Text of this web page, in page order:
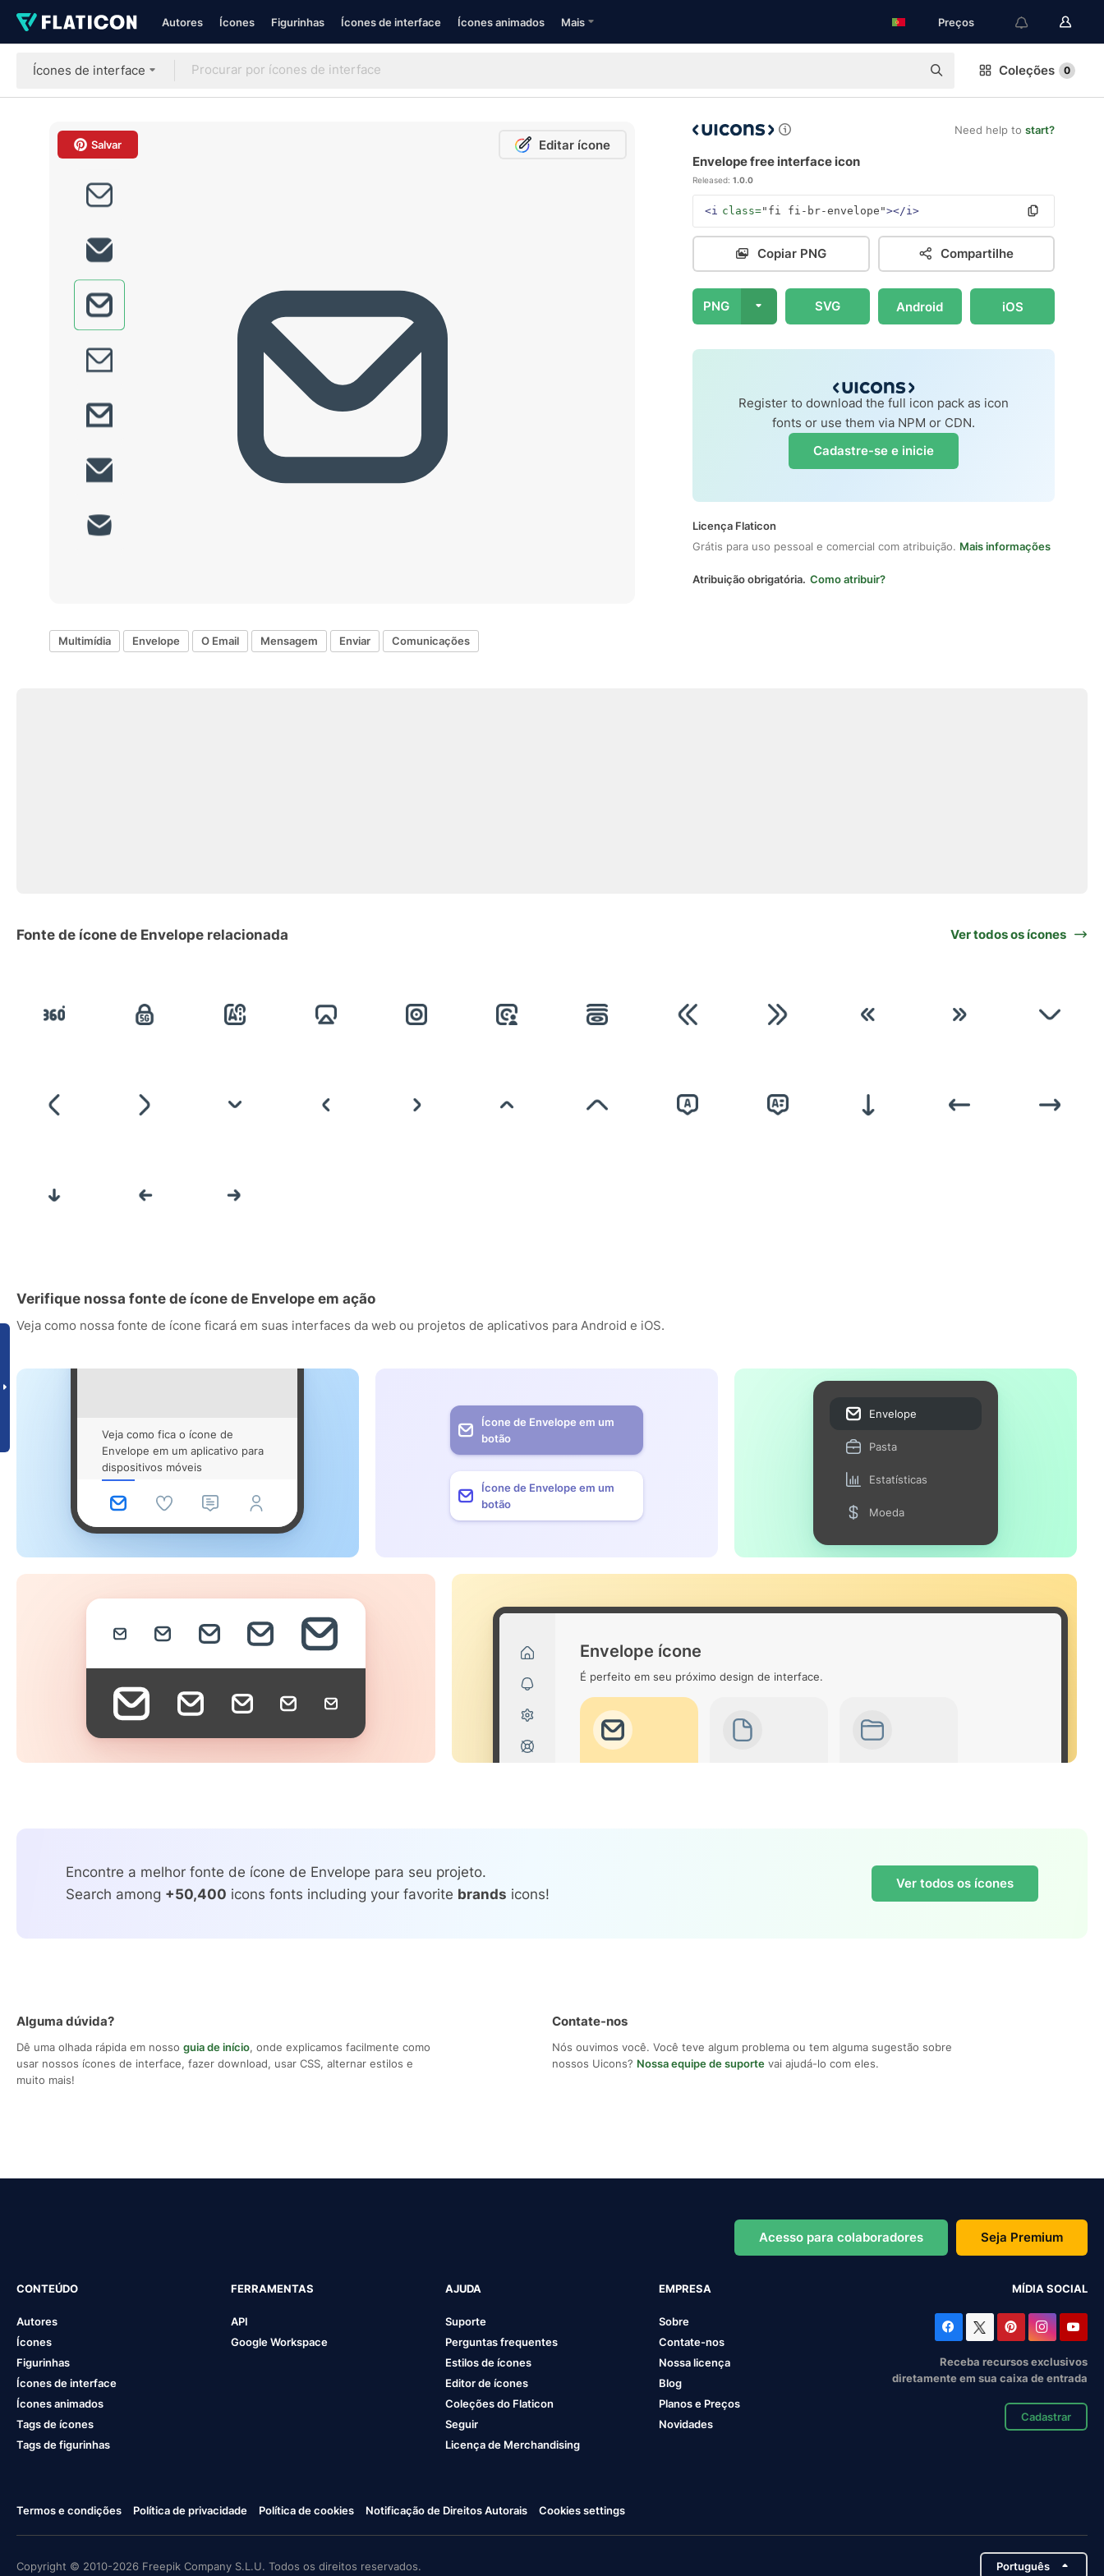
Autores Ícones Figurinhas Ícones de interface Ícones animados Mais Preços
Ícones de interface Coleções 0
Salvar Editar ícone
Need help to start?
Envelope free interface icon
Released: 1.0.0
<i class="fi fi-br-envelope"></i>
Copiar PNG Compartilhe
PNG SVG Android iOS
Register to download the full icon pack as icon
fonts or use them via NPM or CDN.
Cadastre-se e inicie
Licença Flaticon
Grátis para uso pessoal e comercial com atribuição. Mais informações
Atribuição obrigatória. Como atribuir?
Multimídia Envelope O Email Mensagem Enviar Comunicações
Fonte de ícone de Envelope relacionada Ver todos os ícones
Verifique nossa fonte de ícone de Envelope em ação
Veja como nossa fonte de ícone ficará em suas interfaces da web ou projetos de aplicativos para Android e iOS.
Veja como fica o ícone de
Envelope em um aplicativo para
dispositivos móveis
Ícone de Envelope em um
botão
Ícone de Envelope em um
botão
Envelope
Pasta
Estatísticas
Moeda
Envelope ícone
É perfeito em seu próximo design de interface.
Encontre a melhor fonte de ícone de Envelope para seu projeto.
Search among +50,400 icons fonts including your favorite brands icons!
Ver todos os ícones
Alguma dúvida?
Dê uma olhada rápida em nosso guia de início, onde explicamos facilmente como
usar nossos ícones de interface, fazer download, usar CSS, alternar estilos e
muito mais!
Contate-nos
Nós ouvimos você. Você teve algum problema ou tem alguma sugestão sobre
nossos Uicons? Nossa equipe de suporte vai ajudá-lo com eles.
Acesso para colaboradores Seja Premium
CONTEÚDO
Autores
Ícones
Figurinhas
Ícones de interface
Ícones animados
Tags de ícones
Tags de figurinhas
FERRAMENTAS
API
Google Workspace
AJUDA
Suporte
Perguntas frequentes
Estilos de ícones
Editor de ícones
Coleções do Flaticon
Seguir
Licença de Merchandising
EMPRESA
Sobre
Contate-nos
Nossa licença
Blog
Planos e Preços
Novidades
MÍDIA SOCIAL
Receba recursos exclusivos
diretamente em sua caixa de entrada
Cadastrar
Termos e condições Política de privacidade Política de cookies Notificação de Direitos Autorais Cookies settings
Copyright © 2010-2026 Freepik Company S.L.U. Todos os direitos reservados. Português